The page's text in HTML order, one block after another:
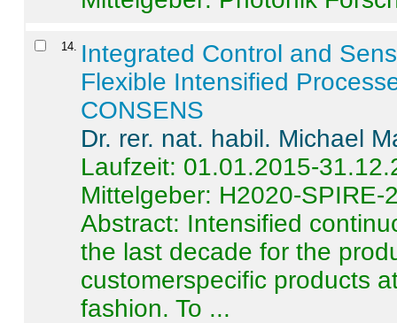
14
Integrated Control and
Flexible Intensified
CONSENS
Dr. rer. nat. habil. Michael
Laufzeit: 01.01.2015-
Mittelgeber: H2020-SPIRE-
Abstract: Intensified
the last decade for the
customerspecific products
fashion. To ...